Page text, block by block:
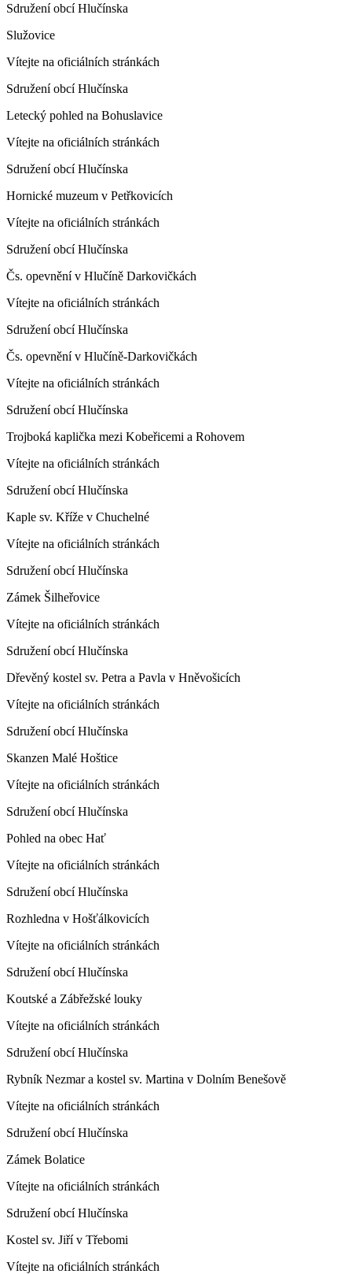
Sdružení obcí Hlučínska
Služovice
Vítejte na oficiálních stránkách
Sdružení obcí Hlučínska
Letecký pohled na Bohuslavice
Vítejte na oficiálních stránkách
Sdružení obcí Hlučínska
Hornické muzeum v Petřkovicích
Vítejte na oficiálních stránkách
Sdružení obcí Hlučínska
Čs. opevnění v Hlučíně Darkovičkách
Vítejte na oficiálních stránkách
Sdružení obcí Hlučínska
Čs. opevnění v Hlučíně-Darkovičkách
Vítejte na oficiálních stránkách
Sdružení obcí Hlučínska
Trojboká kaplička mezi Kobeřicemi a Rohovem
Vítejte na oficiálních stránkách
Sdružení obcí Hlučínska
Kaple sv. Kříže v Chuchelné
Vítejte na oficiálních stránkách
Sdružení obcí Hlučínska
Zámek Šilheřovice
Vítejte na oficiálních stránkách
Sdružení obcí Hlučínska
Dřevěný kostel sv. Petra a Pavla v Hněvošicích
Vítejte na oficiálních stránkách
Sdružení obcí Hlučínska
Skanzen Malé Hoštice
Vítejte na oficiálních stránkách
Sdružení obcí Hlučínska
Pohled na obec Hať
Vítejte na oficiálních stránkách
Sdružení obcí Hlučínska
Rozhledna v Hošťálkovicích
Vítejte na oficiálních stránkách
Sdružení obcí Hlučínska
Koutské a Zábřežské louky
Vítejte na oficiálních stránkách
Sdružení obcí Hlučínska
Rybník Nezmar a kostel sv. Martina v Dolním Benešově
Vítejte na oficiálních stránkách
Sdružení obcí Hlučínska
Zámek Bolatice
Vítejte na oficiálních stránkách
Sdružení obcí Hlučínska
Kostel sv. Jiří v Třebomi
Vítejte na oficiálních stránkách